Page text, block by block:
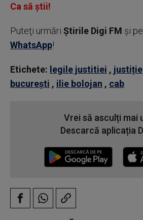
Ca să știi!
Puteţi urmări Știrile Digi FM şi pe
WhatsApp!
Etichete: legile justitiei , justiție
bucurești , ilie bolojan , cab
Vrei să asculți mai
Descarcă aplicația